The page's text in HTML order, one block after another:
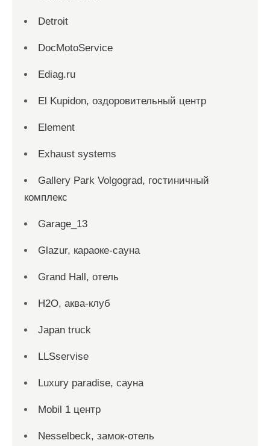
Detroit
DocMotoService
Ediag.ru
El Kupidon, оздоровительный центр
Element
Exhaust systems
Gallery Park Volgograd, гостиничный
комплекс
Garage_13
Glazur, караоке-сауна
Grand Hall, отель
H2O, аква-клуб
Japan truck
LLSservise
Luxury paradise, сауна
Mobil 1 центр
Nesselbeck, замок-отель